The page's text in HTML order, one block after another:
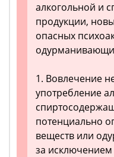
алкогольной и
продукции,
опасных
1. Вовлечение
употребление
потенциально
веществ или
за исключением